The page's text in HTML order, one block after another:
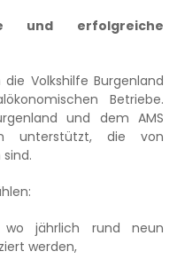
und erfolgreiche
Volkshilfe Burgenland
Betriebe.
und dem AMS
unterstützt, die von
wo jährlich rund neun
werden,